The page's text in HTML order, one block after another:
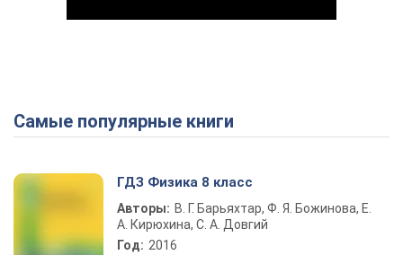
Play Video
Самые популярные книги
ГДЗ Физика 8 класс
Авторы: В. Г. Барьяхтар, Ф. Я. Божинова, Е.
А. Кирюхина, С. А. Довгий
Год: 2016